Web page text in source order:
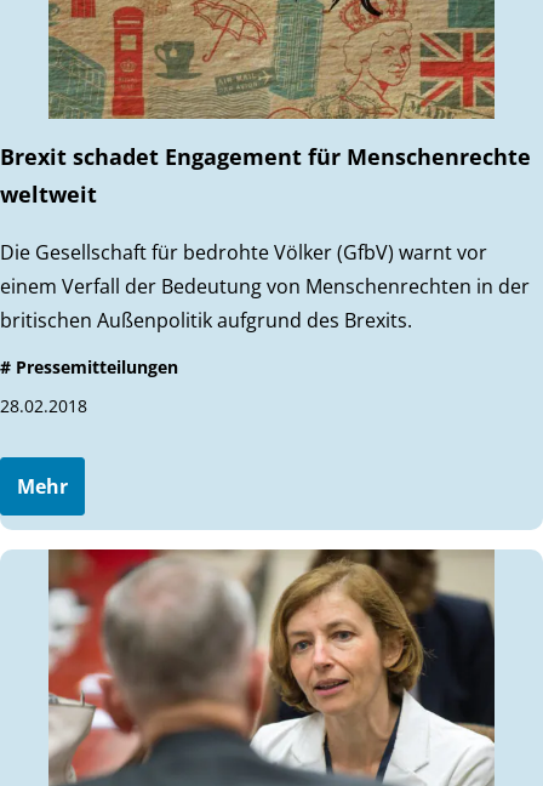
Brexit schadet Engagement für Menschenrechte
weltweit
Die Gesellschaft für bedrohte Völker (GfbV) warnt vor
einem Verfall der Bedeutung von Menschenrechten in der
britischen Außenpolitik aufgrund des Brexits.
# Pressemitteilungen
28.02.2018
Mehr